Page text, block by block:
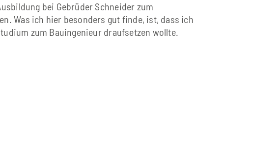
bei Gebrüder Schneider zum
Was ich hier besonders gut finde, ist, dass ich
zum Bauingenieur draufsetzen wollte.